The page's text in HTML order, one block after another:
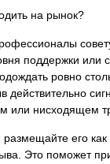
на рынок?
поддержки или
ровно
действительно
или нисходящем
размещайте его
Это поможет